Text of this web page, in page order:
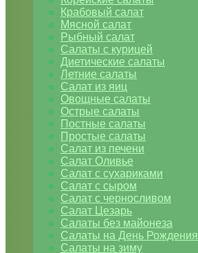
Крабовый салат
Мясной салат
Рыбный салат
Салаты с курицей
Диетические салаты
Летние салаты
Салат из яиц
Овощные салаты
Острые салаты
Постные салаты
Простые салаты
Салат из печени
Салат Оливье
Салат с сухариками
Салат с сыром
Салат с черносливом
Салат Цезарь
Салаты без майонеза
Салаты на День Рождения
Салаты на зиму